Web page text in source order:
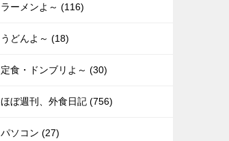
ラーメンよ～ (116)
うどんよ～ (18)
定食・ドンブリよ～ (30)
ほぼ週刊、外食日記 (756)
パソコン (27)